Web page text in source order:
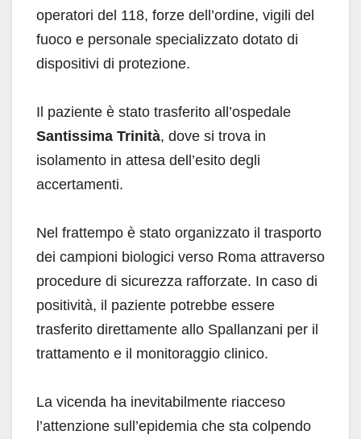
operatori del 118, forze dell’ordine, vigili del
fuoco e personale specializzato dotato di
dispositivi di protezione.
Il paziente è stato trasferito all’ospedale
Santissima Trinità, dove si trova in
isolamento in attesa dell’esito degli
accertamenti.
Nel frattempo è stato organizzato il trasporto
dei campioni biologici verso Roma attraverso
procedure di sicurezza rafforzate. In caso di
positività, il paziente potrebbe essere
trasferito direttamente allo Spallanzani per il
trattamento e il monitoraggio clinico.
La vicenda ha inevitabilmente riacceso
l’attenzione sull’epidemia che sta colpendo